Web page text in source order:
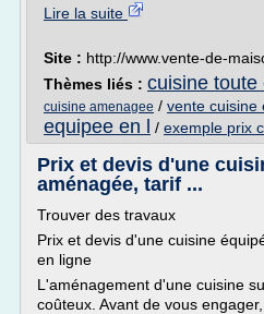
Lire la suite
Site : http://www.vente-de-
Thèmes liés : cuisine toute
cuisine amenagee / vente cuisine
equipee en l
/ exemple prix
Prix et devis d'une
aménagée, tarif ...
Trouver des travaux
Prix et devis d'une cuisine
en ligne
L'aménagement d'une cuisine
coûteux. Avant de vous